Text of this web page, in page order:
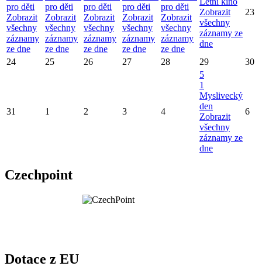
pro děti
Zobrazit
všechny
záznamy
ze dne
pro děti
Zobrazit
všechny
záznamy
ze dne
pro děti
Zobrazit
všechny
záznamy
ze dne
pro děti
Zobrazit
všechny
záznamy
ze dne
pro děti
Zobrazit
všechny
záznamy
ze dne
Zobrazit
všechny
záznamy ze
dne
23
24 25 26 27 28 29 30
31 1 2 3 4
5
1
Myslivecký
den
Zobrazit
všechny
záznamy ze
dne
6
Czechpoint
Dotace z EU